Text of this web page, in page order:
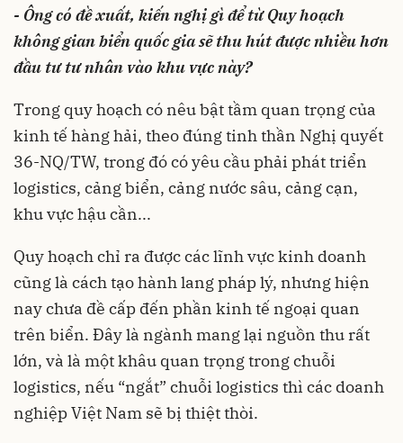
- Ông có đề xuất, kiến nghị gì để từ Quy hoạch
không gian biển quốc gia sẽ thu hút được nhiều hơn
đầu tư tư nhân vào khu vực này?
Trong quy hoạch có nêu bật tầm quan trọng của
kinh tế hàng hải, theo đúng tinh thần Nghị quyết
36-NQ/TW, trong đó có yêu cầu phải phát triển
logistics, cảng biển, cảng nước sâu, cảng cạn,
khu vực hậu cần...
Quy hoạch chỉ ra được các lĩnh vực kinh doanh
cũng là cách tạo hành lang pháp lý, nhưng hiện
nay chưa đề cấp đến phần kinh tế ngoại quan
trên biển. Đây là ngành mang lại nguồn thu rất
lớn, và là một khâu quan trọng trong chuỗi
logistics, nếu “ngắt” chuỗi logistics thì các doanh
nghiệp Việt Nam sẽ bị thiệt thòi.